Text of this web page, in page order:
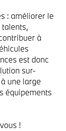
: améliorer le
à
est donc
sur-
une large
équipements
!